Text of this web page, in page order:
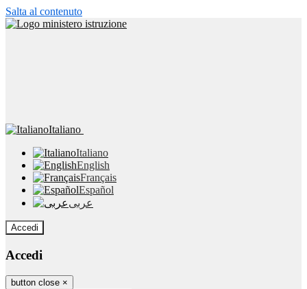
Salta al contenuto
Italiano
Italiano
English
Français
Español
عربى
Accedi
Accedi
button close ×